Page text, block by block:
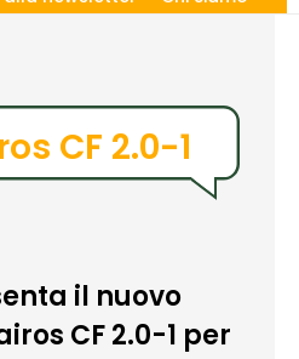
CF 2.0-1
il nuovo
CF 2.0-1 per